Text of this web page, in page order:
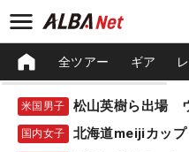
全ツアー ギア
米国男子
国内女子 北海道meijiカッ